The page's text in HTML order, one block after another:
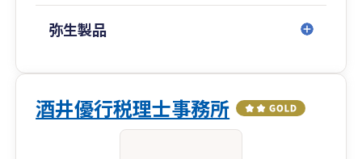
弥生製品
酒井優行税理士事務所